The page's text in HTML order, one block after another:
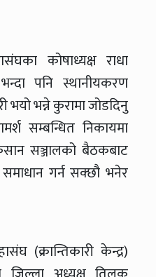
कोषाध्यक्ष राधा
भन्दा पनि स्थानीयकरण
भयो भन्ने कुरामा जोडदिनु
सम्बन्धित निकायमा
सञ्जालको बैठकबाट
गर्न सक्छौ भनेर
(क्रान्तिकारी केन्द्र)